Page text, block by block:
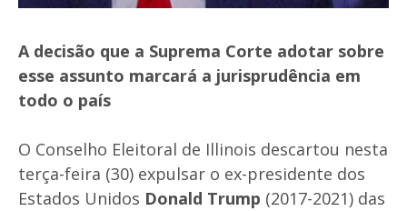
A decisão que a Suprema Corte adotar sobre
esse assunto marcará a jurisprudência em
todo o país
O Conselho Eleitoral de Illinois descartou nesta
terça-feira (30) expulsar o ex-presidente dos
Estados Unidos Donald Trump (2017-2021) das